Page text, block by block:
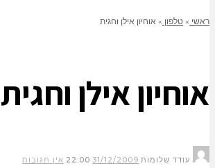
ראשי » טלפון » אוחיון אילן וחגית
אוחיון אילן וחגית
עודד שלומות 31/12/2009
22:00 אין תגובות